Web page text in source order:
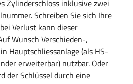
Zylinderschloss inklusive zwei
Schreiben Sie sich Ihre
Verlust kann dieser
Wunsch Verschieden-,
Hauptschliessanlage (als HS-
erweiterbar) nutzbar. Oder
der Schlüssel durch eine